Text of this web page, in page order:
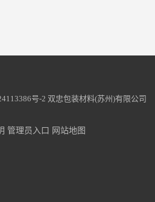
号-2 双忠包装材料(苏州)有限公司
管理员入口 网站地图